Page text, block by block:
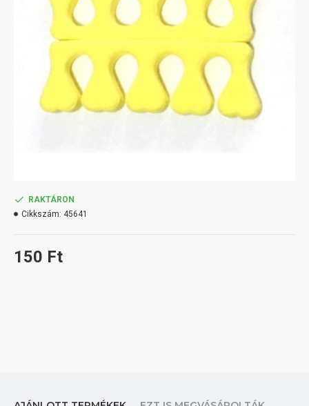
150 Ft
RAKTÁRON
Cikkszám: 45641